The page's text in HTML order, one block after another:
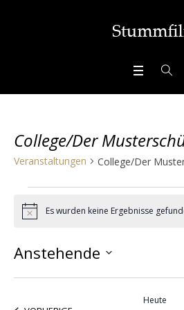
College/Der
Veranstaltungen College/Der
Veranstaltungen
HinweisEs wurden keine Ergebnisse
Anstehende
Heute